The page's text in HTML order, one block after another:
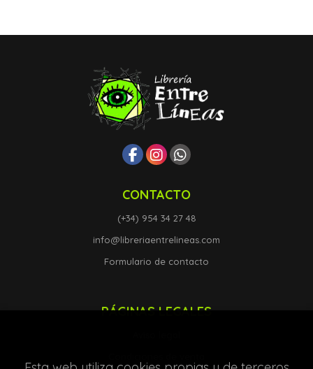
CONTACTO
(+34) 954 34 27 48
info@libreriaentrelineas.com
Formulario de contacto
PÁGINAS LEGALES